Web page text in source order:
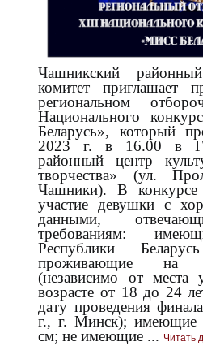
Чашникский
комитет приглашает
региональном
Национального
Беларусь», который
2023 г. в 16.00 в
районный центр
творчества» (ул.
Чашники). В конкурсе
участие девушки с
данными,
требованиям:
Республики
проживающие на
(независимо от
возрасте от 18 до 24
дату проведения
г., г. Минск); имеющие
см; не имеющие ... Читать